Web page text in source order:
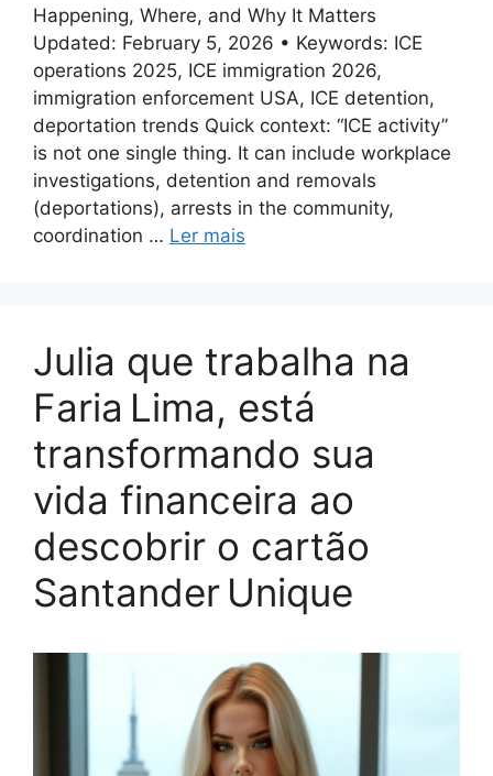
Happening, Where, and Why It Matters
Updated: February 5, 2026 • Keywords: ICE
operations 2025, ICE immigration 2026,
immigration enforcement USA, ICE detention,
deportation trends Quick context: “ICE activity”
is not one single thing. It can include workplace
investigations, detention and removals
(deportations), arrests in the community,
coordination … Ler mais
Julia que trabalha na
Faria Lima, está
transformando sua
vida financeira ao
descobrir o cartão
Santander Unique